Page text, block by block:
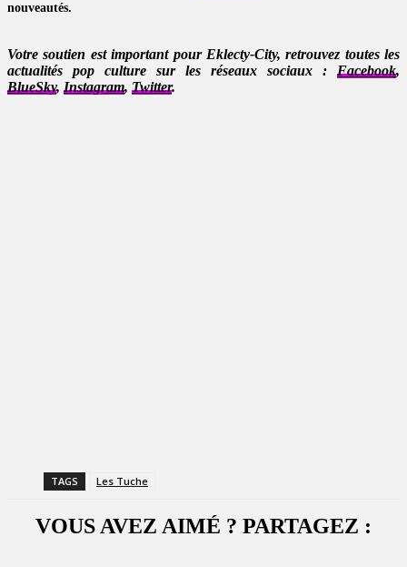
nouveautés.
Votre soutien est important pour Eklecty-City, retrouvez toutes les
actualités pop culture sur les réseaux sociaux : Facebook,
BlueSky, Instagram, Twitter.
TAGS Les Tuche
VOUS AVEZ AIMÉ ? PARTAGEZ :